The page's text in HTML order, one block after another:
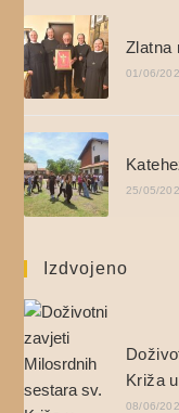
Zlatna
01/06/
25/05/
Izdvojeno
Križa
08/06/